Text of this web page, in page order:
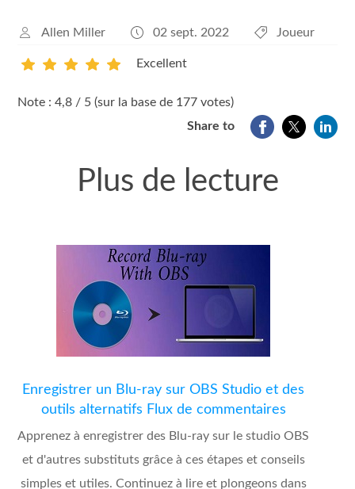
Allen Miller 02 sept. 2022 Joueur
Excellent
Note : 4,8 / 5 (sur la base de 177 votes)
Share to
Plus de lecture
Enregistrer un Blu-ray sur OBS Studio et des
outils alternatifs Flux de commentaires
Apprenez à enregistrer des Blu-ray sur le studio OBS
et d'autres substituts grâce à ces étapes et conseils
simples et utiles. Continuez à lire et plongeons dans